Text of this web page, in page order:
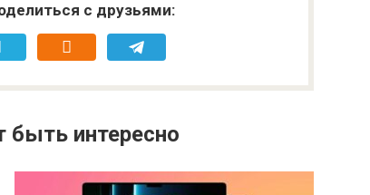
с друзьями:
интересно